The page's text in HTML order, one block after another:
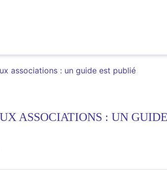
associations : un guide est publié
ASSOCIATIONS : UN